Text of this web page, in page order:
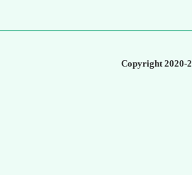
Copyright 2020-